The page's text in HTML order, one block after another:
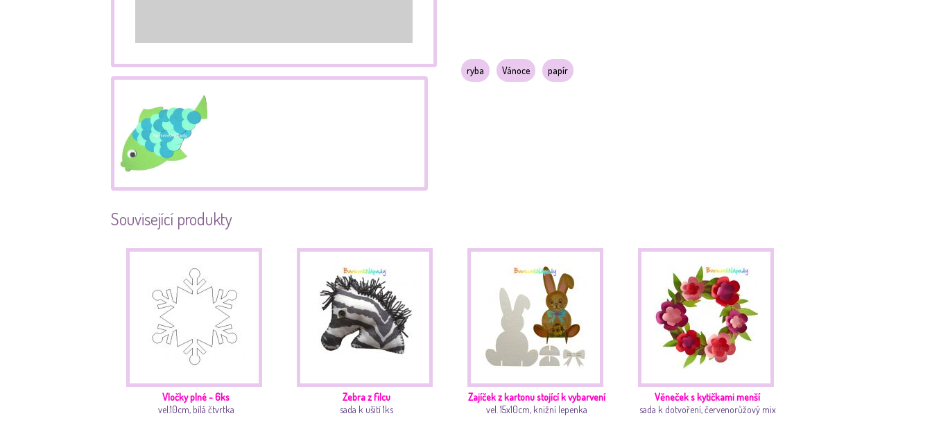
ryba Vánoce papír
Související produkty
Vločky plné - 6ks
vel.10cm, bílá čtvrtka
Zebra z filcu
sada k ušití 1ks
Zajíček z kartonu stojící k vybarvení
vel. 15x10cm, knižní lepenka
Věneček s kytičkami menší
sada k dotvoření, červenorůžový mix